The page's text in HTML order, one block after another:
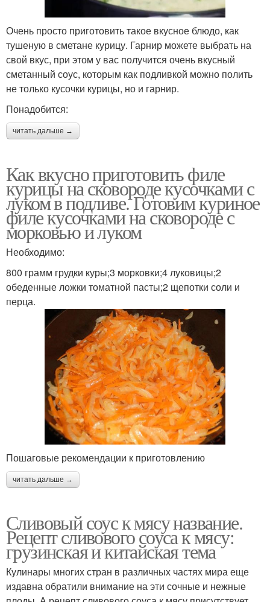
Очень просто приготовить такое вкусное блюдо, как
тушеную в сметане курицу. Гарнир можете выбрать на
свой вкус, при этом у вас получится очень вкусный
сметанный соус, которым как подливкой можно полить
не только кусочки курицы, но и гарнир.
Понадобится:
читать дальше →
Как вкусно приготовить филе
курицы на сковороде кусочками с
луком в подливе. Готовим куриное
филе кусочками на сковороде с
морковью и луком
Необходимо:
800 грамм грудки куры;3 морковки;4 луковицы;2
обеденные ложки томатной пасты;2 щепотки соли и
перца.
Пошаговые рекомендации к приготовлению
читать дальше →
Сливовый соус к мясу название.
Рецепт сливового соуса к мясу:
грузинская и китайская тема
Кулинары многих стран в различных частях мира еще
издавна обратили внимание на эти сочные и нежные